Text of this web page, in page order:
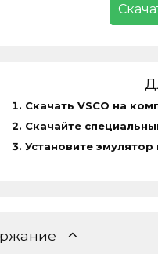
Скачать VSCO на
Скачайте
Установите